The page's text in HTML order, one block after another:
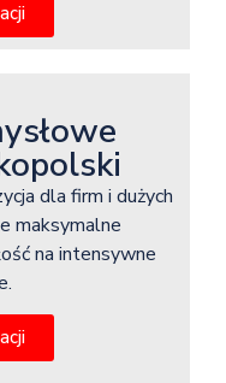
dla firm i dużych
maksymalne
na intensywne